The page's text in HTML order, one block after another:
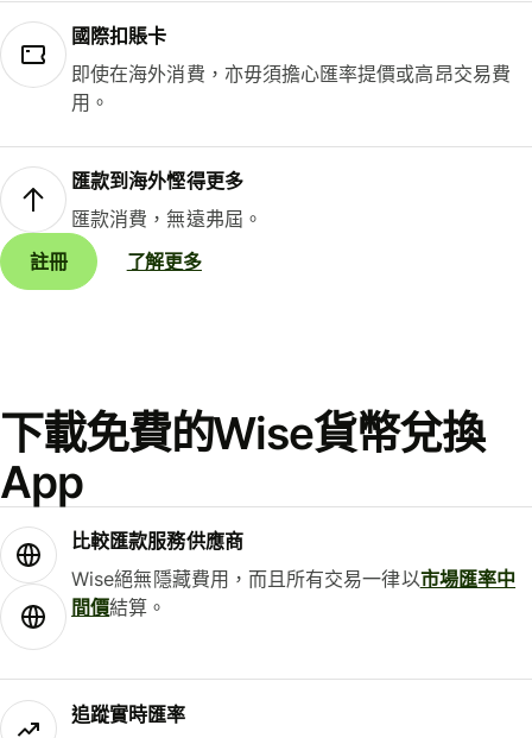
國際扣賬卡
即使在海外消費，亦毋須擔心匯率提價或高昂交易費
用。
匯款到海外慳得更多
匯款消費，無遠弗屆。
註冊
了解更多
下載免費的Wise貨幣兌換
App
比較匯款服務供應商
Wise絕無隱藏費用，而且所有交易一律以市場匯率中
間價結算。
追蹤實時匯率